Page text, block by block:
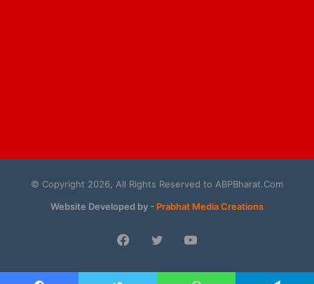
© Copyright 2026, All Rights Reserved to ABPBharat.Com
Website Developed by - Prabhat Media Creations
Facebook
TwitterYouTube